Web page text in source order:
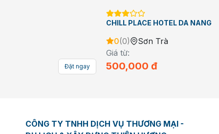
CHILL PLACE HOTEL DA NANG
CÔNG TY TNHH DỊCH VỤ THƯƠNG MẠI -